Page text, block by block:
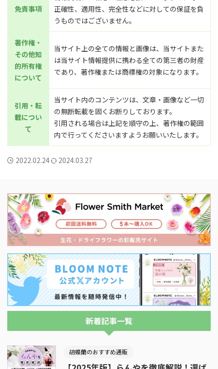
免責事項
正確性、適用性、完全性などに対しての保証を負
うものではございません。
著作権・
その他知
的所有権
について
当サイト上の全ての情報と画像は、当サイトまた
は当サイト情報提供に携わる全ての第三者の財産
であり、著作権または商標権の対象になります。
引用・転
載につい
て
当サイト内のコンテンツは、文章・画像など一切
の無断転載を固くお断りしております。
引用される場合は上記を順守の上、著作権の範囲
内で行ってくださいますようお願いいたします。
2022.02.24 2024.03.27
新着記事一覧
胡蝶蘭のおすすめ通販